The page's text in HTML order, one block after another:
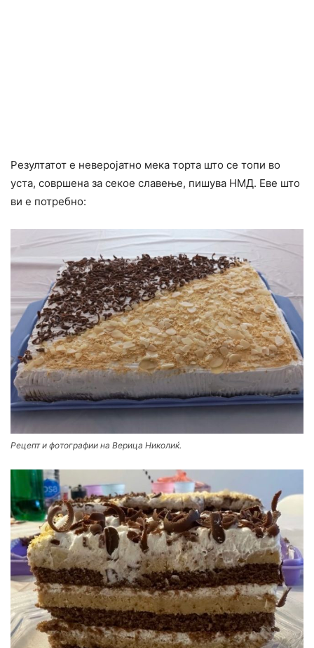
Резултатот е неверојатно мека торта што се топи во
уста, совршена за секое славење, пишува НМД. Еве што
ви е потребно:
Рецепт и фотографии на Верица Николиќ.